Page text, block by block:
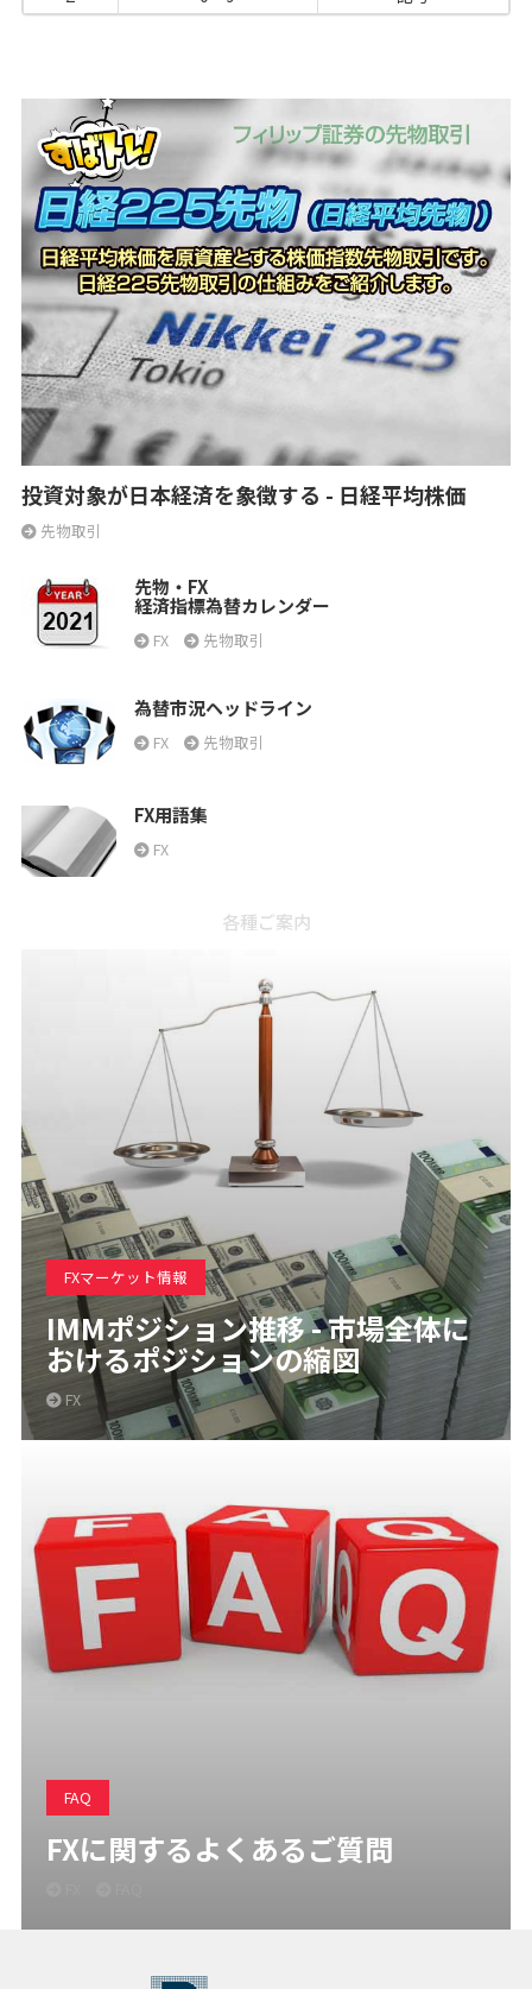
投資対象が日本経済を象徴する - 日経平均株価
先物取引
先物・FX
経済指標為替カレンダー
FX 先物取引
為替市況ヘッドライン
FX 先物取引
FX用語集
FX
各種ご案内
FXマーケット情報
IMMポジション推移 - 市場全体に
おけるポジションの縮図
FX
FAQ
FXに関するよくあるご質問